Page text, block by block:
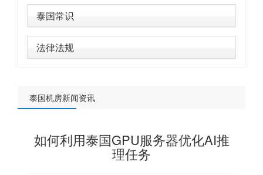
泰国常识
法律法规
泰国机房新闻资讯
如何利用泰国GPU服务器优化AI推
理任务